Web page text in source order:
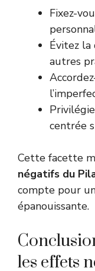
Fixez-
Évitez la
autres
centrée
Cette facette
négatifs du
compte pour
épanouissante.
les effets